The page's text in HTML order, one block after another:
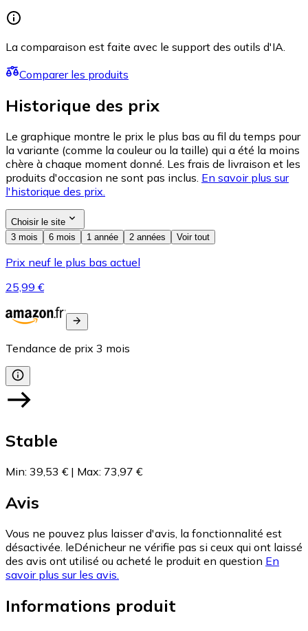
La comparaison est faite avec le support des outils d'IA.
Comparer les produits
Historique des prix
Le graphique montre le prix le plus bas au fil du temps pour
la variante (comme la couleur ou la taille) qui a été la moins
chère à chaque moment donné. Les frais de livraison et les
produits d'occasion ne sont pas inclus. En savoir plus sur
l'historique des prix.
Choisir le site
3 mois
6 mois 1 année 2 années Voir tout
Prix neuf le plus bas actuel
25,99 €
Tendance de prix 3 mois
Stable
Min: 39,53 € | Max: 73,97 €
Avis
Vous ne pouvez plus laisser d'avis, la fonctionnalité est
désactivée. leDénicheur ne vérifie pas si ceux qui ont laissé
des avis ont utilisé ou acheté le produit en question En
savoir plus sur les avis.
Informations produit